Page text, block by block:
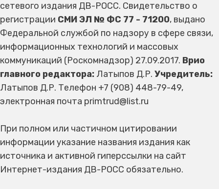
сетевого издания ДВ-РОСС. Свидетельство о
регистрации СМИ ЭЛ № ФС 77 - 71200, выдано
Федеральной службой по надзору в сфере связи,
информационных технологий и массовых
коммуникаций (Роскомнадзор) 27.09.2017. Врио
главного редактора: Латыпов Д.Р. Учредитель:
Латыпов Д.Р. Телефон +7 (908) 448-79-49,
электронная почта primtrud@list.ru
При полном или частичном цитировании
информации указание названия издания как
источника и активной гиперссылки на сайт
Интернет-издания ДВ-РОСС обязательно.